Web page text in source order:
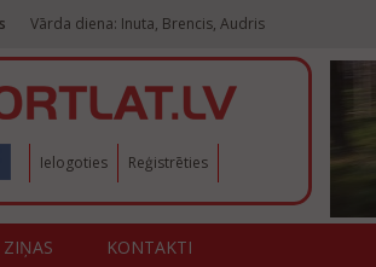
Vārda diena: Inuta, Brencis, Audris
Ielogoties Reģistrēties
ZIŅAS KONTAKTI